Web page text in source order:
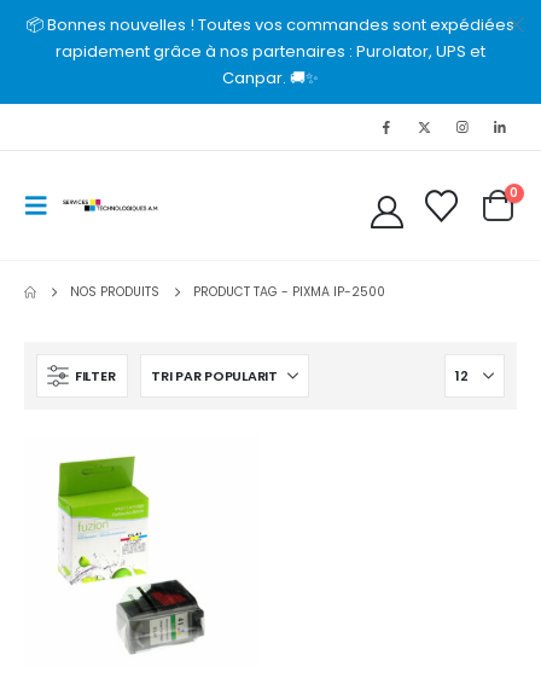
📦 Bonnes nouvelles ! Toutes vos commandes sont expédiées
rapidement grâce à nos partenaires : Purolator, UPS et
Canpar. 🚚✨
0
NOS PRODUITS PRODUCT TAG - PIXMA IP-2500
FILTER